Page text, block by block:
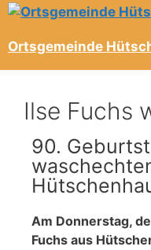
Ortsgemeinde
Ilse Fuchs
90.
Am Donnerstag,
Fuchs aus